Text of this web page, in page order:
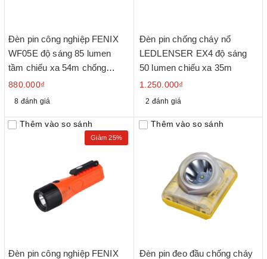
Đèn pin công nghiệp FENIX
WF05E độ sáng 85 lumen
tầm chiếu xa 54m chống
cháy nổ sử dụng 2 pin kiềm
AAA
880.000₫
8 đánh giá
Đèn pin chống cháy nổ
LEDLENSER EX4 độ sáng
50 lumen chiếu xa 35m
1.250.000₫
2 đánh giá
Thêm vào so sánh
Giảm 25%
Đèn pin công nghiệp FENIX
Thêm vào so sánh
Đèn pin đeo đầu chống cháy